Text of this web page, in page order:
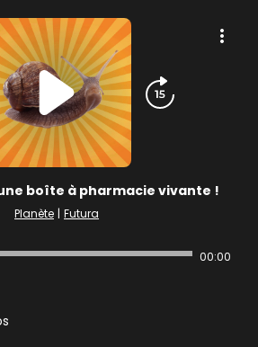
boîte à pharmacie vivante !
Planète | Futura
00:00